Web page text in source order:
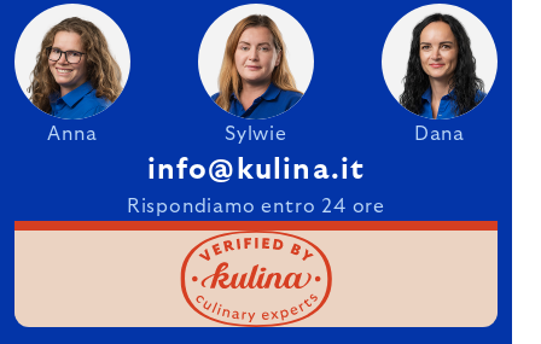
Anna Sylwie Dana
info@kulina.it
Rispondiamo entro 24 ore